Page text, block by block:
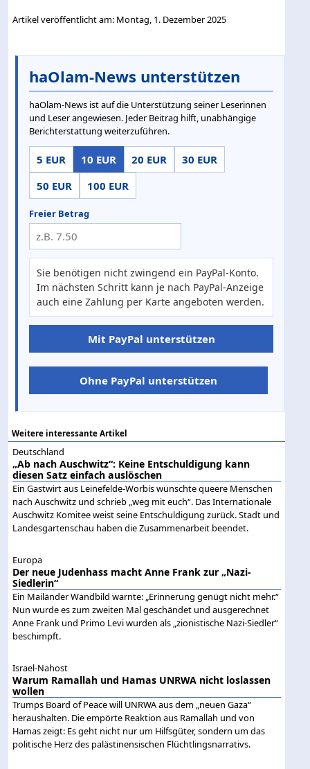
Artikel veröffentlicht am: Montag, 1. Dezember 2025
haOlam-News unterstützen
haOlam-News ist auf die Unterstützung seiner Leserinnen
und Leser angewiesen. Jeder Beitrag hilft, unabhängige
Berichterstattung weiterzuführen.
5 EUR 10 EUR 20 EUR
30 EUR
50 EUR
100 EUR
Freier Betrag
Sie benötigen nicht zwingend ein PayPal-Konto.
Im nächsten Schritt kann je nach PayPal-Anzeige
auch eine Zahlung per Karte angeboten werden.
Mit PayPal unterstützen
Ohne PayPal unterstützen
Weitere interessante Artikel
Deutschland
„Ab nach Auschwitz“: Keine Entschuldigung kann
diesen Satz einfach auslöschen
Ein Gastwirt aus Leinefelde-Worbis wünschte queere Menschen
nach Auschwitz und schrieb „weg mit euch“. Das Internationale
Auschwitz Komitee weist seine Entschuldigung zurück. Stadt und
Landesgartenschau haben die Zusammenarbeit beendet.
Europa
Der neue Judenhass macht Anne Frank zur „Nazi-
Siedlerin“
Ein Mailänder Wandbild warnte: „Erinnerung genügt nicht mehr.“
Nun wurde es zum zweiten Mal geschändet und ausgerechnet
Anne Frank und Primo Levi wurden als „zionistische Nazi-Siedler“
beschimpft.
Israel-Nahost
Warum Ramallah und Hamas UNRWA nicht loslassen
wollen
Trumps Board of Peace will UNRWA aus dem „neuen Gaza“
heraushalten. Die empörte Reaktion aus Ramallah und von
Hamas zeigt: Es geht nicht nur um Hilfsgüter, sondern um das
politische Herz des palästinensischen Flüchtlingsnarrativs.